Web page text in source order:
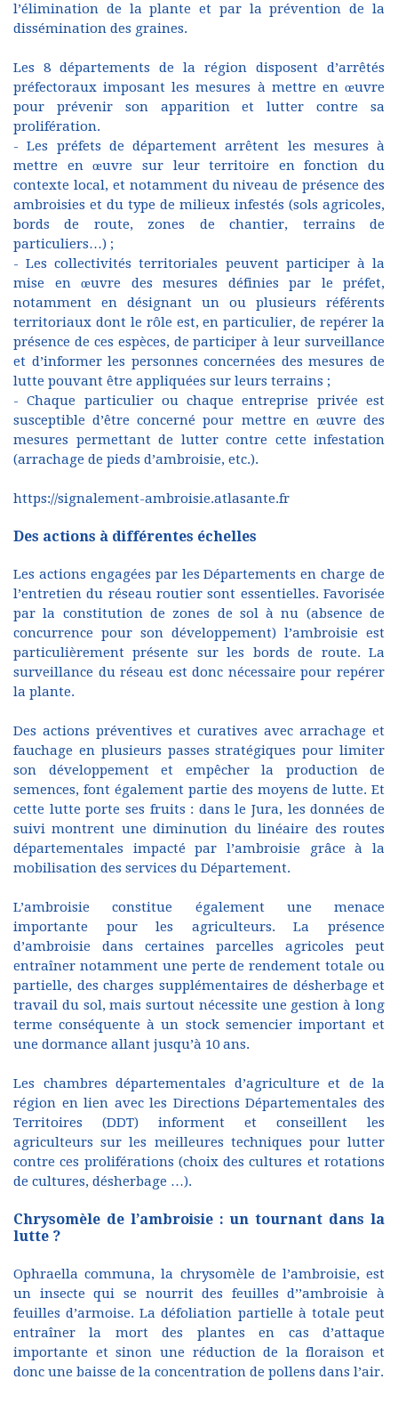
l’élimination de la plante et par la prévention de la
dissémination des graines.
Les 8 départements de la région disposent d’arrêtés
préfectoraux imposant les mesures à mettre en œuvre
pour prévenir son apparition et lutter contre sa
prolifération.
- Les préfets de département arrêtent les mesures à
mettre en œuvre sur leur territoire en fonction du
contexte local, et notamment du niveau de présence des
ambroisies et du type de milieux infestés (sols agricoles,
bords de route, zones de chantier, terrains de
particuliers…) ;
- Les collectivités territoriales peuvent participer à la
mise en œuvre des mesures définies par le préfet,
notamment en désignant un ou plusieurs référents
territoriaux dont le rôle est, en particulier, de repérer la
présence de ces espèces, de participer à leur surveillance
et d’informer les personnes concernées des mesures de
lutte pouvant être appliquées sur leurs terrains ;
- Chaque particulier ou chaque entreprise privée est
susceptible d’être concerné pour mettre en œuvre des
mesures permettant de lutter contre cette infestation
(arrachage de pieds d’ambroisie, etc.).
https://signalement-ambroisie.atlasante.fr
Des actions à différentes échelles
Les actions engagées par les Départements en charge de
l’entretien du réseau routier sont essentielles. Favorisée
par la constitution de zones de sol à nu (absence de
concurrence pour son développement) l’ambroisie est
particulièrement présente sur les bords de route. La
surveillance du réseau est donc nécessaire pour repérer
la plante.
Des actions préventives et curatives avec arrachage et
fauchage en plusieurs passes stratégiques pour limiter
son développement et empêcher la production de
semences, font également partie des moyens de lutte. Et
cette lutte porte ses fruits : dans le Jura, les données de
suivi montrent une diminution du linéaire des routes
départementales impacté par l’ambroisie grâce à la
mobilisation des services du Département.
L’ambroisie constitue également une menace
importante pour les agriculteurs. La présence
d’ambroisie dans certaines parcelles agricoles peut
entraîner notamment une perte de rendement totale ou
partielle, des charges supplémentaires de désherbage et
travail du sol, mais surtout nécessite une gestion à long
terme conséquente à un stock semencier important et
une dormance allant jusqu’à 10 ans.
Les chambres départementales d’agriculture et de la
région en lien avec les Directions Départementales des
Territoires (DDT) informent et conseillent les
agriculteurs sur les meilleures techniques pour lutter
contre ces proliférations (choix des cultures et rotations
de cultures, désherbage …).
Chrysomèle de l’ambroisie : un tournant dans la
lutte ?
Ophraella communa, la chrysomèle de l’ambroisie, est
un insecte qui se nourrit des feuilles d’’ambroisie à
feuilles d’armoise. La défoliation partielle à totale peut
entraîner la mort des plantes en cas d’attaque
importante et sinon une réduction de la floraison et
donc une baisse de la concentration de pollens dans l’air.